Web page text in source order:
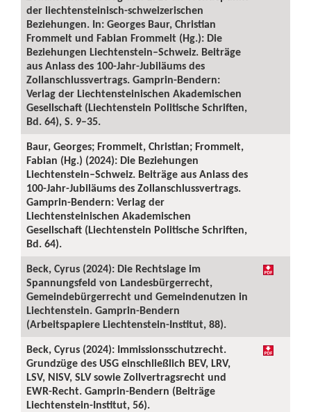
der liechtensteinisch-schweizerischen
Beziehungen. In: Georges Baur, Christian
Frommelt und Fabian Frommelt (Hg.): Die
Beziehungen Liechtenstein–Schweiz. Beiträge
aus Anlass des 100-Jahr-Jubiläums des
Zollanschlussvertrags. Gamprin-Bendern:
Verlag der Liechtensteinischen Akademischen
Gesellschaft (Liechtenstein Politische Schriften,
Bd. 64), S. 9–35.
Baur, Georges; Frommelt, Christian; Frommelt,
Fabian (Hg.) (2024): Die Beziehungen
Liechtenstein–Schweiz. Beiträge aus Anlass des
100-Jahr-Jubiläums des Zollanschlussvertrags.
Gamprin-Bendern: Verlag der
Liechtensteinischen Akademischen
Gesellschaft (Liechtenstein Politische Schriften,
Bd. 64).
Beck, Cyrus (2024): Die Rechtslage im
Spannungsfeld von Landesbürgerrecht,
Gemeindebürgerrecht und Gemeindenutzen in
Liechtenstein. Gamprin-Bendern
(Arbeitspapiere Liechtenstein-Institut, 88).
Beck, Cyrus (2024): Immissionsschutzrecht.
Grundzüge des USG einschließlich BEV, LRV,
LSV, NISV, SLV sowie Zollvertragsrecht und
EWR-Recht. Gamprin-Bendern (Beiträge
Liechtenstein-Institut, 56).